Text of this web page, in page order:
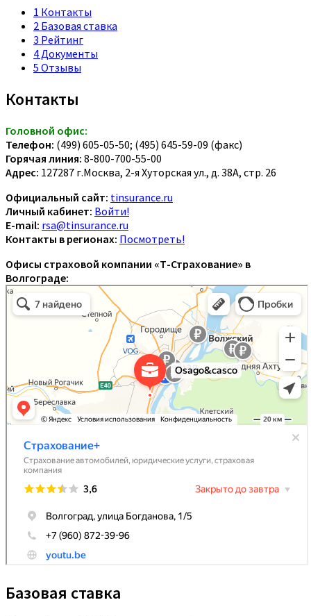
1 Контакты
2 Базовая ставка
3 Рейтинг
4 Документы
5 Отзывы
Контакты
Головной офис:
Телефон: (499) 605-05-50; (495) 645-59-09 (факс)
Горячая линия: 8-800-700-55-00
Адрес: 127287 г.Москва, 2-я Хуторская ул., д. 38А, стр. 26
Официальный сайт: tinsurance.ru
Личный кабинет: Войти!
E-mail: rsa@tinsurance.ru
Контакты в регионах: Посмотреть!
Офисы страховой компании «Т-Страхование» в
Волгограде:
Базовая ставка